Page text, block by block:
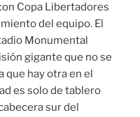
Copa Libertadores
del equipo. El
Monumental
gigante que no se
que hay otra en el
es solo de tablero
sur del